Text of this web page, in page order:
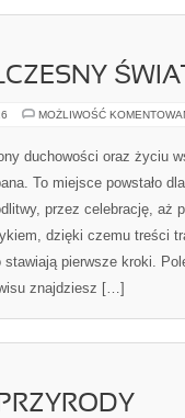
MOŻLIWOŚĆ
duchowości oraz życiu
To miejsce powstało
przez celebrację, aż
dzięki czemu treści
pierwsze kroki.
znajdziesz […]